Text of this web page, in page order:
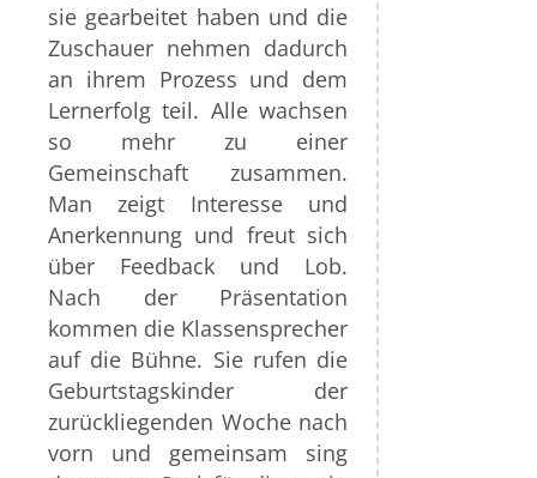
sie gearbeitet haben und die
Zuschauer nehmen dadurch
an ihrem Prozess und dem
Lernerfolg teil. Alle wachsen
so mehr zu einer
Gemeinschaft zusammen.
Man zeigt Interesse und
Anerkennung und freut sich
über Feedback und Lob.
Nach der Präsentation
kommen die Klassensprecher
auf die Bühne. Sie rufen die
Geburtstagskinder der
zurückliegenden Woche nach
vorn und gemeinsam sing